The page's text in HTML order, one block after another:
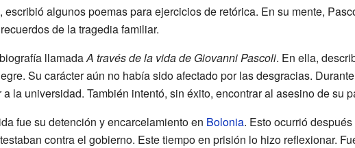
algunos poemas para ejercicios de retórica. En su mente,
de la tragedia familiar.
llamadaA través de la vida de Giovanni Pascoli. En ella,
Su carácter aún no había sido afectado por las desgracias.
la universidad. También intentó, sin éxito, encontrar al asesino de su
fue su detención y encarcelamiento en Bolonia. Esto ocurrió
contra el gobierno. Este tiempo en prisión lo hizo reflexionar.